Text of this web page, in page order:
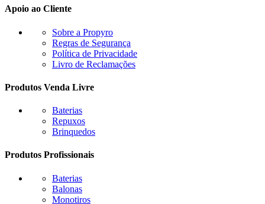
Apoio ao Cliente
Sobre a Propyro
Regras de Segurança
Política de Privacidade
Livro de Reclamações
Produtos Venda Livre
Baterias
Repuxos
Brinquedos
Produtos Profissionais
Baterias
Balonas
Monotiros